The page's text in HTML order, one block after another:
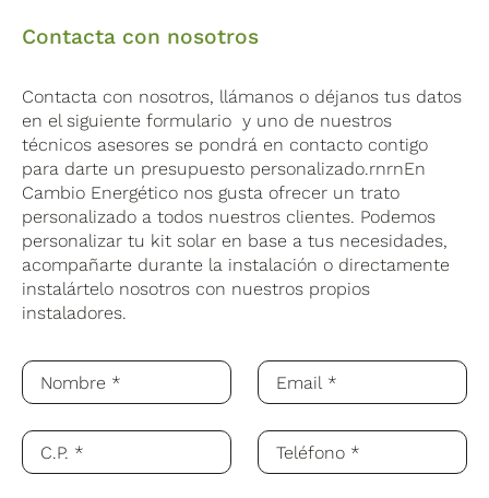
Contacta con nosotros
Contacta con nosotros, llámanos o déjanos tus datos
en el siguiente formulario y uno de nuestros
técnicos asesores se pondrá en contacto contigo
para darte un presupuesto personalizado.rnrnEn
Cambio Energético nos gusta ofrecer un trato
personalizado a todos nuestros clientes. Podemos
personalizar tu kit solar en base a tus necesidades,
acompañarte durante la instalación o directamente
instalártelo nosotros con nuestros propios
instaladores.